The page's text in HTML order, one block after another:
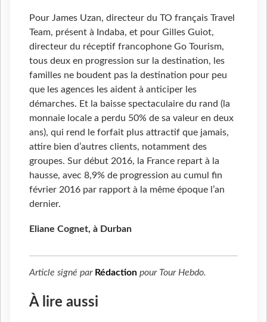
Pour James Uzan, directeur du TO français Travel
Team, présent à Indaba, et pour Gilles Guiot,
directeur du réceptif francophone Go Tourism,
tous deux en progression sur la destination, les
familles ne boudent pas la destination pour peu
que les agences les aident à anticiper les
démarches. Et la baisse spectaculaire du rand (la
monnaie locale a perdu 50% de sa valeur en deux
ans), qui rend le forfait plus attractif que jamais,
attire bien d’autres clients, notamment des
groupes. Sur début 2016, la France repart à la
hausse, avec 8,9% de progression au cumul fin
février 2016 par rapport à la même époque l’an
dernier.
Eliane Cognet, à Durban
Article signé par Rédaction pour Tour Hebdo.
À lire aussi